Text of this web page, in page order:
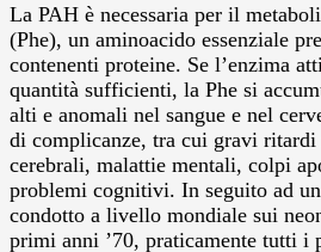
La PAH è necessaria per il
(Phe), un aminoacido essenziale
contenenti proteine. Se l’enzima
quantità sufficienti, la Phe si
alti e anomali nel sangue e nel
di complicanze, tra cui gravi ritardi
cerebrali, malattie mentali, colpi
problemi cognitivi. In seguito ad
condotto a livello mondiale sui
primi anni ’70, praticamente tutti i